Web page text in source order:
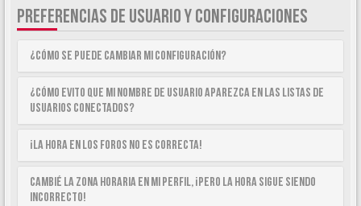
PREFERENCIAS DE USUARIO Y CONFIGURACIONES
¿Cómo se puede cambiar mi configuración?
¿Cómo evito que mi nombre de usuario aparezca en las listas de
usuarios conectados?
¡La hora en los foros no es correcta!
Cambié la zona horaria en mi perfil, ¡pero la hora sigue siendo
incorrecto!